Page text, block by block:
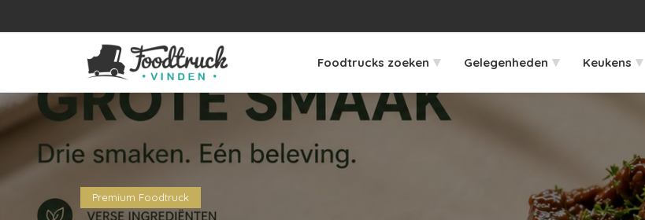
Foodtrucks zoeken ▾ Gelegenheden ▾ Keukens ▾
Premium Foodtruck